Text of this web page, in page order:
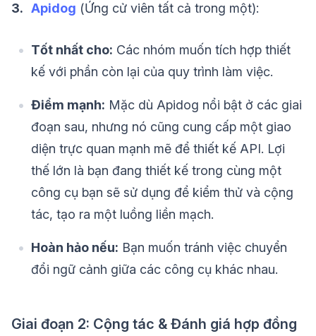
3. Apidog (Ứng cử viên tất cả trong một):
Tốt nhất cho: Các nhóm muốn tích hợp thiết
kế với phần còn lại của quy trình làm việc.
Điểm mạnh: Mặc dù Apidog nổi bật ở các giai
đoạn sau, nhưng nó cũng cung cấp một giao
diện trực quan mạnh mẽ để thiết kế API. Lợi
thế lớn là bạn đang thiết kế trong cùng một
công cụ bạn sẽ sử dụng để kiểm thử và cộng
tác, tạo ra một luồng liền mạch.
Hoàn hảo nếu: Bạn muốn tránh việc chuyển
đổi ngữ cảnh giữa các công cụ khác nhau.
Giai đoạn 2: Cộng tác & Đánh giá hợp đồng